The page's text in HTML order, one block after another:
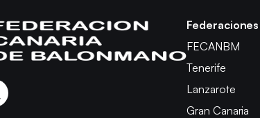
Federaciones
FECANBM
Tenerife
Lanzarote
Gran Canaria